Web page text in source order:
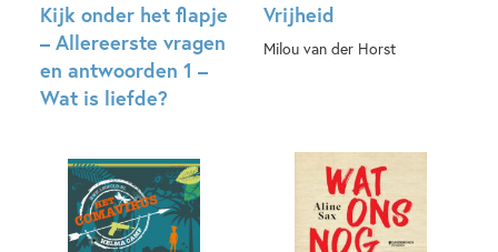
Kijk onder het flapje
– Allereerste vragen
en antwoorden 1 –
Wat is liefde?
Vrijheid
Milou van der Horst